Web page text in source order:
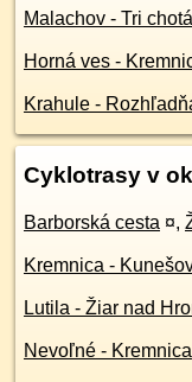
Malachov - Tri
Horná ves -
Krahule -
Cyklotrasy v
Barborská cesta ¤,
Kremnica -
Lutila - Žiar nad
Nevoľné - Kremnica